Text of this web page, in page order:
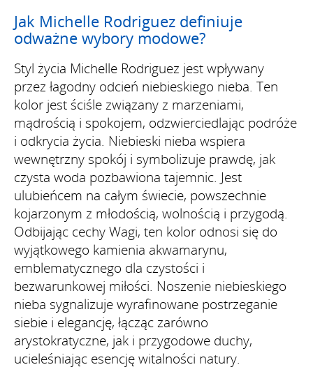
Jak Michelle Rodriguez definiuje
odważne wybory modowe?
Styl życia Michelle Rodriguez jest wpływany
przez łagodny odcień niebieskiego nieba. Ten
kolor jest ściśle związany z marzeniami,
mądrością i spokojem, odzwierciedlając podróże
i odkrycia życia. Niebieski nieba wspiera
wewnętrzny spokój i symbolizuje prawdę, jak
czysta woda pozbawiona tajemnic. Jest
ulubieńcem na całym świecie, powszechnie
kojarzonym z młodością, wolnością i przygodą.
Odbijając cechy Wagi, ten kolor odnosi się do
wyjątkowego kamienia akwamarynu,
emblematycznego dla czystości i
bezwarunkowej miłości. Noszenie niebieskiego
nieba sygnalizuje wyrafinowane postrzeganie
siebie i elegancję, łącząc zarówno
arystokratyczne, jak i przygodowe duchy,
ucieleśniając esencję witalności natury.